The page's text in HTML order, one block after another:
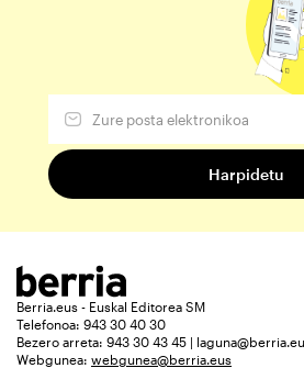
Berria.eus - Euskal Editorea SM
Telefonoa: 943 30 40 30
Bezero arreta: 943 30 43 45 |
Webgunea: webgunea@berria.eus